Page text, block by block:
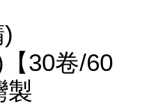
30卷/60
製